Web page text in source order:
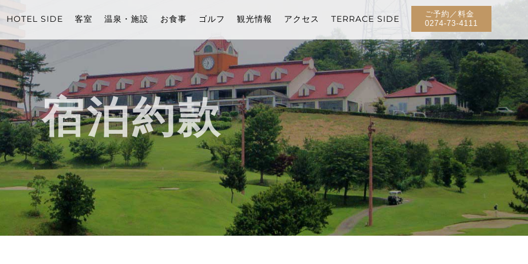
HOTEL SIDE 客室 温泉・施設 お食事 ゴルフ 観光情報 アクセス TERRACE SIDE
ご予約／料金
0274-73-4111
宿泊約款